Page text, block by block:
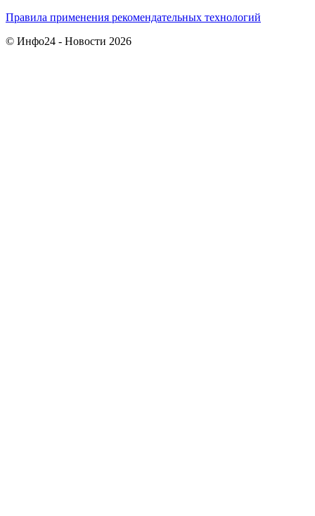
Правила применения рекомендательных технологий
© Инфо24 - Новости 2026